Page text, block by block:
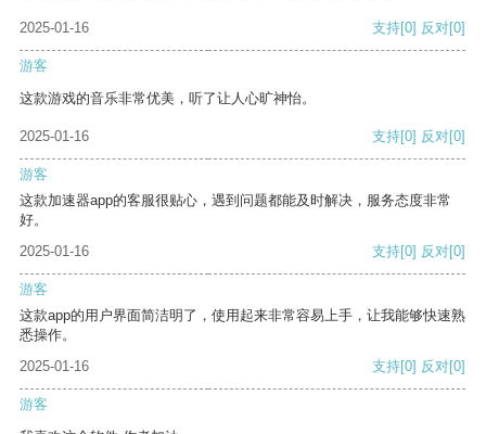
2025-01-16 支持[0] 反对[0]
游客
这款游戏的音乐非常优美，听了让人心旷神怡。
2025-01-16 支持[0] 反对[0]
游客
这款加速器app的客服很贴心，遇到问题都能及时解决，服务态度非常
好。
2025-01-16
支持[0] 反对[0]
游客
这款app的用户界面简洁明了，使用起来非常容易上手，让我能够快速熟
悉操作。
2025-01-16
支持[0] 反对[0]
游客